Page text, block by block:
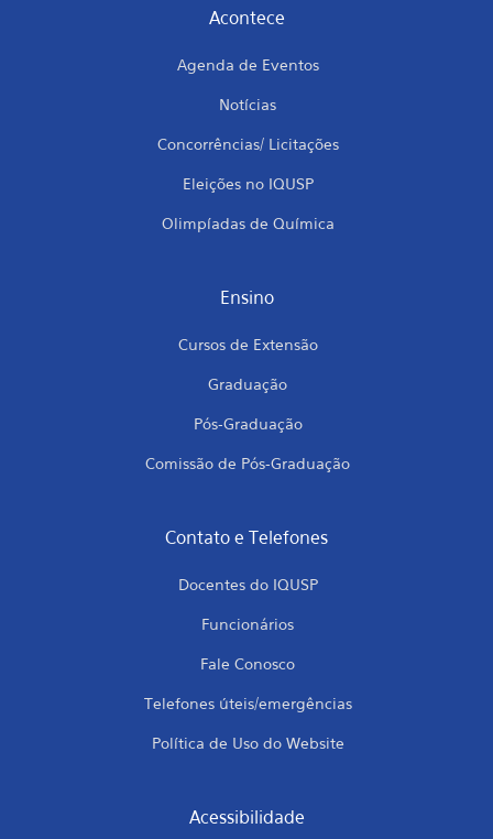
Acontece
Agenda de Eventos
Notícias
Concorrências/ Licitações
Eleições no IQUSP
Olimpíadas de Química
Ensino
Cursos de Extensão
Graduação
Pós-Graduação
Comissão de Pós-Graduação
Contato e Telefones
Docentes do IQUSP
Funcionários
Fale Conosco
Telefones úteis/emergências
Política de Uso do Website
Acessibilidade